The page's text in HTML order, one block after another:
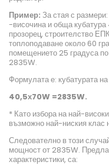
Пример: За стая с
-височина и обща кубатура
прозорец, строителство
топлоподаване около 60
помещението 25 градуса
2835W.
Формулата е: кубатурата
40,5х70W =2835W.
* Като избора на най-
възможно най-ниския клас
Следователно в този
мощност от 2835W.
характеристики, са: